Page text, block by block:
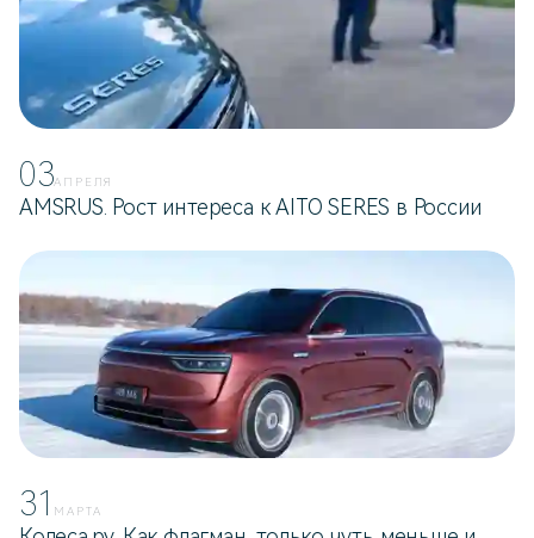
03АПРЕЛЯ
AMSRUS. Рост интереса к AITO SERES в России
31 МАРТА